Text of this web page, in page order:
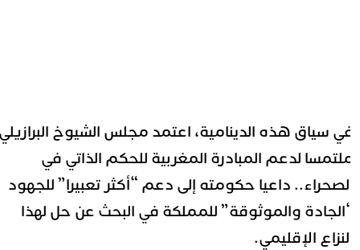
سياق هذه الدينامية، اعتمد مجلس الشيوخ البرازيلي
لدعم المبادرة المغربية للحكم الذاتي في
داعيا حكومته إلى دعم “أكثر تعبيرا” للجهود
والموثوقة” للمملكة في البحث عن حل لهذا
الإقليمي.